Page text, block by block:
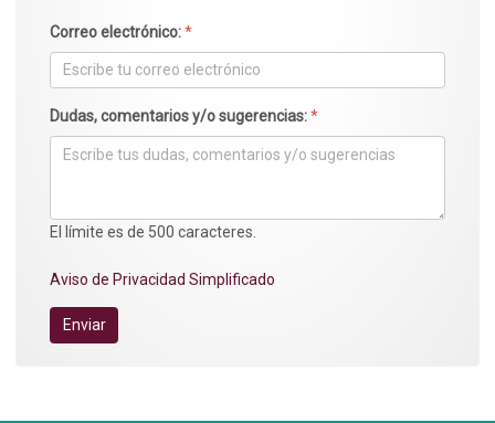
Correo electrónico:*
Dudas, comentarios y/o sugerencias:*
El límite es de 500 caracteres.
Aviso de Privacidad Simplificado
Enviar